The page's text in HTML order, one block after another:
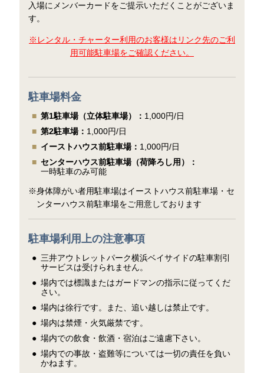
入場にメンバーカードをご提示いただくことがございま
す。
※レンタル・チャーター利用のお客様はリンク先のご利
用可能駐車場をご確認ください。
駐車場料金
第1駐車場（立体駐車場）： 1,000円/日
第2駐車場： 1,000円/日
イーストハウス前駐車場： 1,000円/日
センターハウス前駐車場（荷降ろし用）：
一時駐車のみ可能
※身体障がい者用駐車場はイーストハウス前駐車場・セ
ンターハウス前駐車場をご用意しております
駐車場利用上の注意事項
三井アウトレットパーク横浜ベイサイドの駐車割引
サービスは受けられません。
場内では標識またはガードマンの指示に従ってくだ
さい。
場内は徐行です。また、追い越しは禁止です。
場内は禁煙・火気厳禁です。
場内での飲食・飲酒・宿泊はご遠慮下さい。
場内での事故・盗難等については一切の責任を負い
かねます。